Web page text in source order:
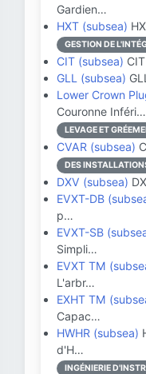
Gardien…
HXT (subsea)
GESTION DE
CIT (subsea)
GLL (subsea)
Lower Crown
Couronne Inféri…
LEVAGE ET
CVAR (subsea)
DES
DXV (subsea)
EVXT-DB
p…
EVXT-SB
Simpli…
EVXT TM
L'arbr…
EXHT TM
Capac…
HWHR (subsea)
d'H…
INGÉNIERIE